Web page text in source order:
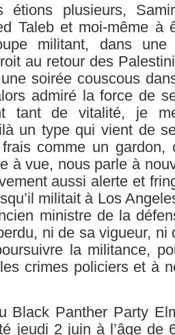
étions plusieurs,
Taleb et moi-même à
militant, dans une
au retour des
soirée couscous
admiré la force de
tant de vitalité, je
un type qui vient de
comme un gardon,
à vue, nous parle à
aussi alerte et
militait à Los
ministre de la
ni de sa vigueur,
la militance,
crimes policiers et à
Black Panther Party
jeudi 2 juin à l’âge de